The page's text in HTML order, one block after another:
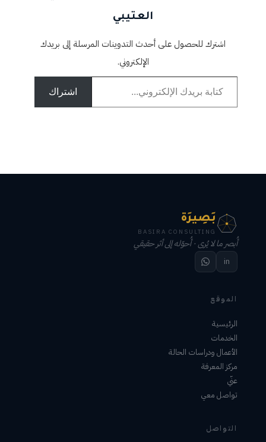
العتيبي
اشترك للحصول على أحدث التدوينات المرسلة إلى بريدك
الإلكتروني.
كتابة بريدك الإلكتروني...
اشتراك
بَصِيرَة
BASIRA CONSULTING
أُبصر ما لا يُرى · أُحوّله إلى أثر حقيقي
in
الموقع
الرئيسية
الخدمات
الأعمال ودراسات الحالة
مركز المعرفة
عنّي
تواصل معي
التواصل